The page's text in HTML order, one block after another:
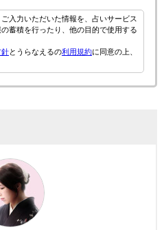
入力いただいた情報を、占いサービス
蓄積を行ったり、他の目的で使用する
針とうらなえるの利用規約に同意の上、